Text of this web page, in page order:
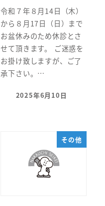
令和７年８月14日（木）
から８月17日（日）まで
お盆休みのため休診とさ
せて頂きます。 ご迷惑を
お掛け致しますが、ご了
承下さい。…
投稿日
2025年6月10日
その他